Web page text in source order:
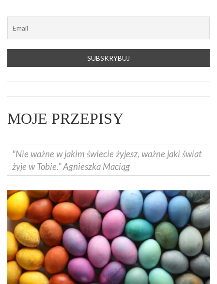
MOJE PRZEPISY
"Nie ważne w jakim świecie żyjesz, ważne jaki świat
żyje w Tobie.” Agnieszka Maciąg